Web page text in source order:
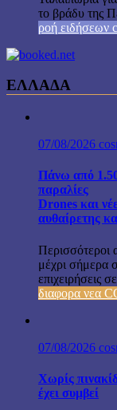
το βράδυ της
ροή ειδήσεων
ΕΛΛΑΔΑ
07/08/2026
Πάνω από
παραλίες
Drones και
αυθαίρετης
Περισσότεροι
μέχρι σήμερα
επιχειρήσεις
διαφορα νεα
07/08/2026
Χωρίς
έχει συμβεί